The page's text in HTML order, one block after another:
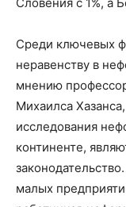
Среди ключевых
неравенству в
мнению
Михаилса
исследования
континенте,
малых